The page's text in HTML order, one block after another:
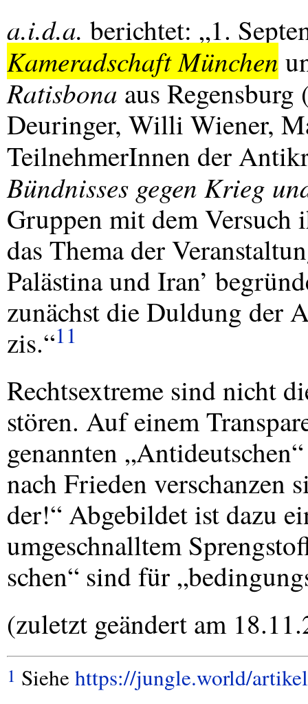
a.i.d.a. berichtet: „1.
Kameradschaft München
Ratisbona aus
Deuringer, Willi Wiener,
TeilnehmerInnen der
Bündnisses gegen Krieg
Gruppen mit dem
das Thema der
Palästina und Iran’
zunächst die Duldung der
zis.“11
Rechtsextreme sind nicht
stören. Auf einem
genannten
nach Frieden verschanzen
der!“ Abgebildet ist dazu
umgeschnalltem
schen“ sind für
(zuletzt geändert am
1 Siehe https://jungle.world/